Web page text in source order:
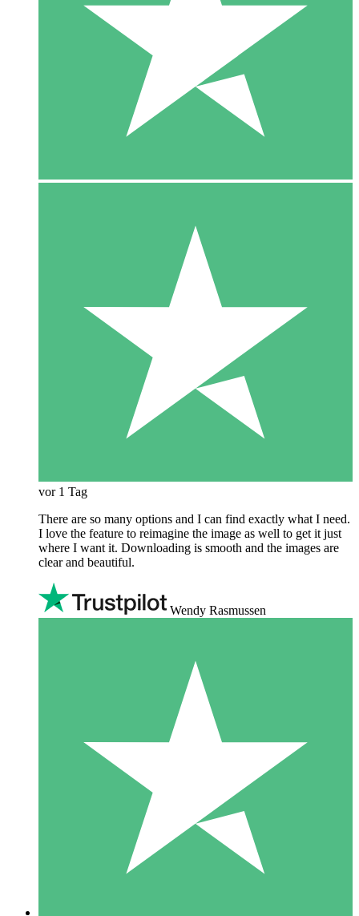
vor 1 Tag
There are so many options and I can find exactly what I need.
I love the feature to reimagine the image as well to get it just
where I want it. Downloading is smooth and the images are
clear and beautiful.
Wendy Rasmussen